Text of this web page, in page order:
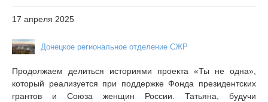
17 апреля 2025
Донецкое региональное отделение СЖР
Продолжаем делиться историями проекта «Ты не одна»,
который реализуется при поддержке Фонда президентских
грантов и Союза женщин России. Татьяна, будучи